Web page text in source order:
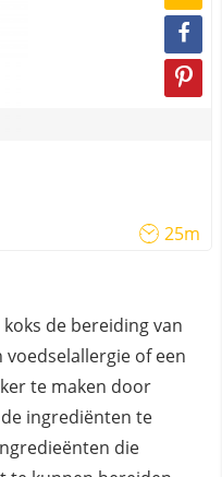
25m
de bereiding van
of een
te maken door
ingrediënten te
die